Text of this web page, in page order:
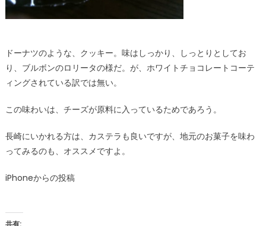
ドーナツのような、クッキー。味はしっかり、しっとりとしてお
り、ブルボンのロリータの様だ。が、ホワイトチョコレートコーテ
ィングされている訳では無い。
この味わいは、チーズが原料に入っているためであろう。
長崎にいかれる方は、カステラも良いですが、地元のお菓子を味わ
ってみるのも、オススメですよ。
iPhoneからの投稿